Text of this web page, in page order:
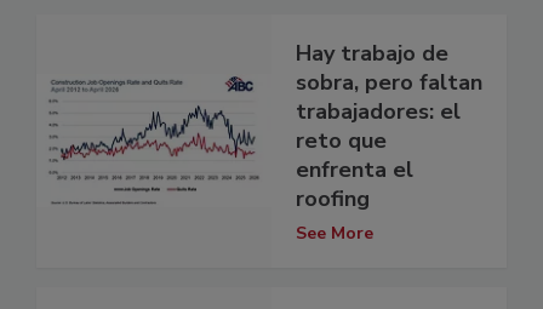
Hay trabajo de
sobra, pero faltan
trabajadores: el
reto que
enfrenta el
roofing
See More